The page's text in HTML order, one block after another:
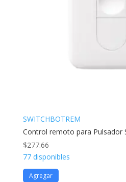
SWITCHBOTREM
Control remoto para Pulsador
$277.66
77 disponibles
Agregar